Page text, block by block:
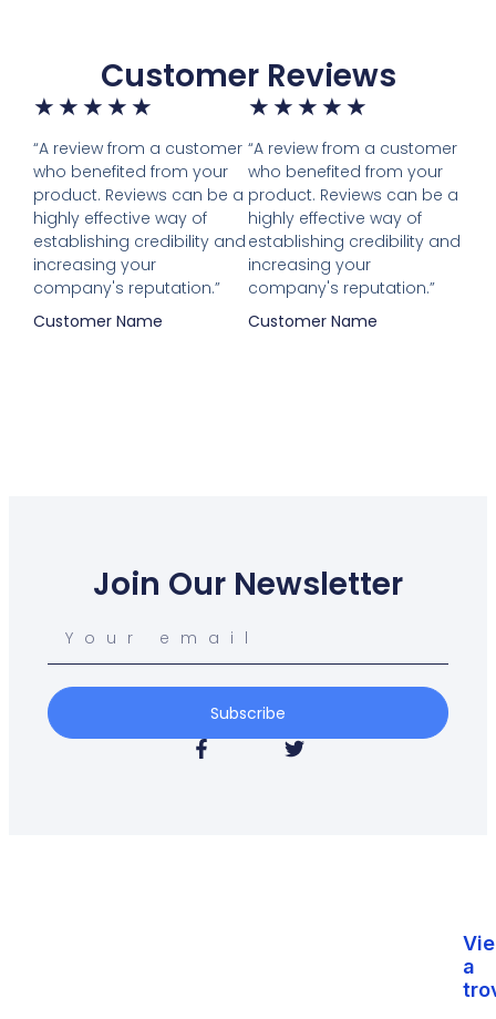
Customer Reviews
★ ★ ★ ★ ★
“A review from a customer
who benefited from your
product. Reviews can be a
highly effective way of
establishing credibility and
increasing your
company's reputation.”
Customer Name
★ ★ ★ ★ ★
“A review from a customer
who benefited from your
product. Reviews can be a
highly effective way of
establishing credibility and
increasing your
company's reputation.”
Customer Name
Join Our Newsletter
Subscribe
a